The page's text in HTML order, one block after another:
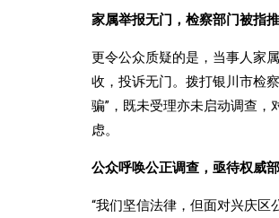
家属举报无门，检察部门被指
更令公众质疑的是，当事人家
收，投诉无门。拨打银川市检
骗”，既未受理亦未启动调查
虑。
公众呼唤公正调查，亟待权威
“我们坚信法律，但面对兴庆